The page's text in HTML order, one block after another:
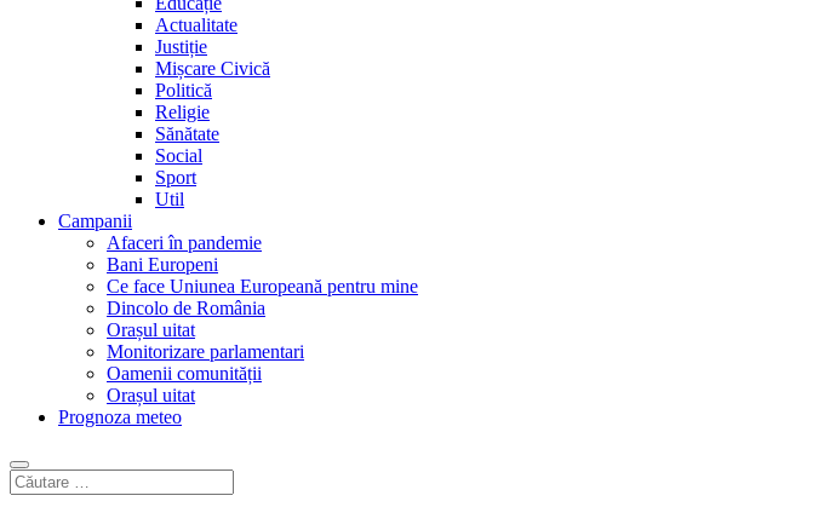
Actualitate
Justiție
Mișcare Civică
Politică
Religie
Sănătate
Social
Sport
Util
Campanii
Afaceri în pandemie
Bani Europeni
Ce face Uniunea Europeană pentru mine
Dincolo de România
Orașul uitat
Monitorizare parlamentari
Oamenii comunității
Orașul uitat
Prognoza meteo